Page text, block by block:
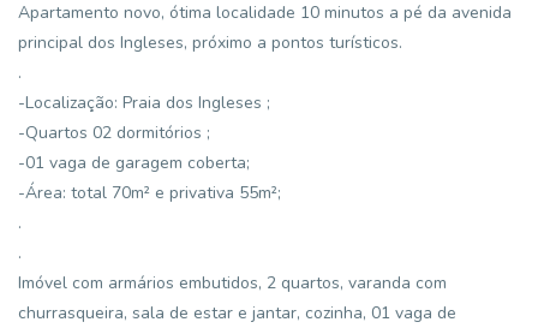
Apartamento novo, ótima localidade 10 minutos a pé da avenida
principal dos Ingleses, próximo a pontos turísticos.
.
-Localização: Praia dos Ingleses ;
-Quartos 02 dormitórios ;
-01 vaga de garagem coberta;
-Área: total 70m² e privativa 55m²;
.
.
Imóvel com armários embutidos, 2 quartos, varanda com
churrasqueira, sala de estar e jantar, cozinha, 01 vaga de